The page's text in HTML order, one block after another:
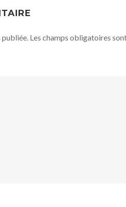
publiée. Les champs obligatoires